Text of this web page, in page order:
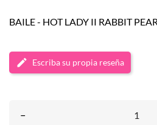
BAILE - HOT LADY II RABBIT
Escriba su propia reseña
–